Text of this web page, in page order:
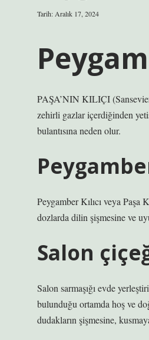
Tarih: Aralık 17, 2024
PAŞA’NIN KILIÇI
zehirli gazlar içerdiğinden
bulantısına neden olur.
Peygamber Kılıcı veya
dozlarda dilin şişmesine ve
Salon
Salon sarmaşığı evde
bulunduğu ortamda hoş ve
dudakların şişmesine,